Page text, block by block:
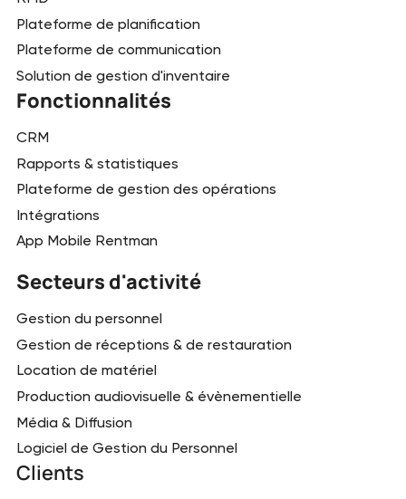
Plateforme de planification
Plateforme de communication
Solution de gestion d'inventaire
Fonctionnalités
CRM
Rapports & statistiques
Plateforme de gestion des opérations
Intégrations
App Mobile Rentman
Secteurs d'activité
Gestion du personnel
Gestion de réceptions & de restauration
Location de matériel
Production audiovisuelle & évènementielle
Média & Diffusion
Logiciel de Gestion du Personnel
Clients